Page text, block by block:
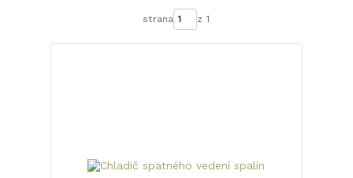
strana z 1